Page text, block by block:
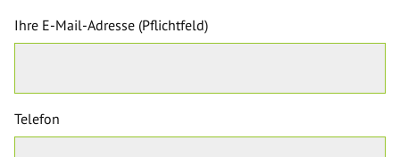
Ihre E-Mail-Adresse (Pflichtfeld)
Telefon